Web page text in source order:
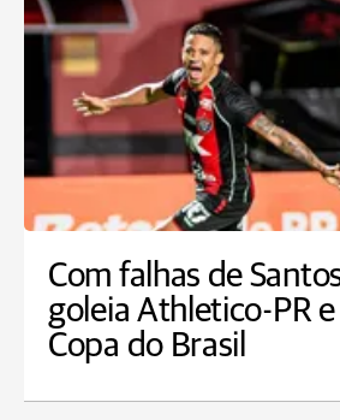
Com falhas de
goleia Athletico-PR e
Copa do Brasil